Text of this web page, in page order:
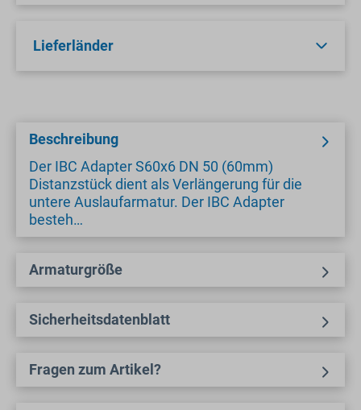
Lieferländer
Beschreibung
Der IBC Adapter S60x6 DN 50 (60mm)
Distanzstück dient als Verlängerung für die
untere Auslaufarmatur. Der IBC Adapter
besteh…
Armaturgröße
Sicherheitsdatenblatt
Fragen zum Artikel?